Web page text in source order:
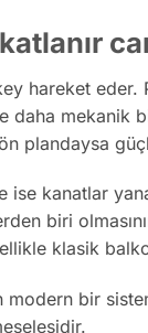
hareket eder.
daha mekanik
plandaysa
ise kanatlar
biri
klasik
modern bir